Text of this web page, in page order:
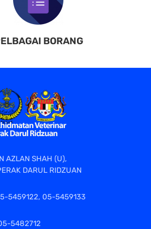
BORANG
AZLAN SHAH (U),
DARUL RIDZUAN
5459122, 05-5459133
5482712